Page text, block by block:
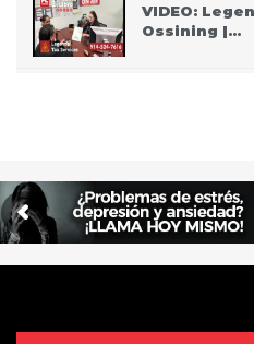
VIDEO:
Ossining |…
VIDEO:
teen who